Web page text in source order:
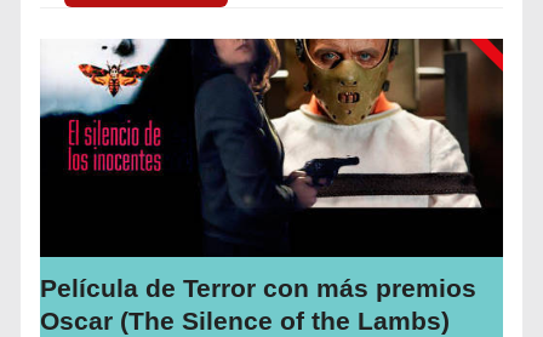
Película de Terror con más premios
Oscar (The Silence of the Lambs)